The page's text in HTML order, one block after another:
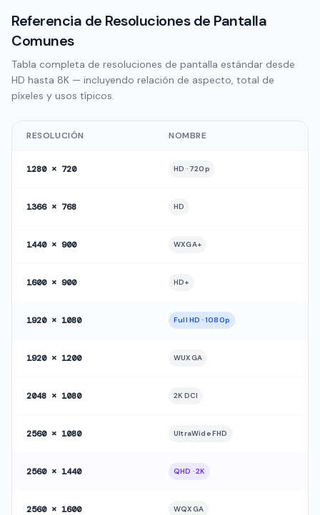
Referencia de Resoluciones de Pantalla
Comunes
Tabla completa de resoluciones de pantalla estándar desde
HD hasta 8K — incluyendo relación de aspecto, total de
píxeles y usos típicos.
RESOLUCIÓN NOMBRE
1280 × 720 HD · 720p
1366 × 768 HD
1440 × 900 WXGA+
1600 × 900 HD+
1920 × 1080 Full HD · 1080p
1920 × 1200 WUXGA
2048 × 1080 2K DCI
2560 × 1080 UltraWide FHD
2560 × 1440 QHD · 2K
2560 × 1600 WQXGA